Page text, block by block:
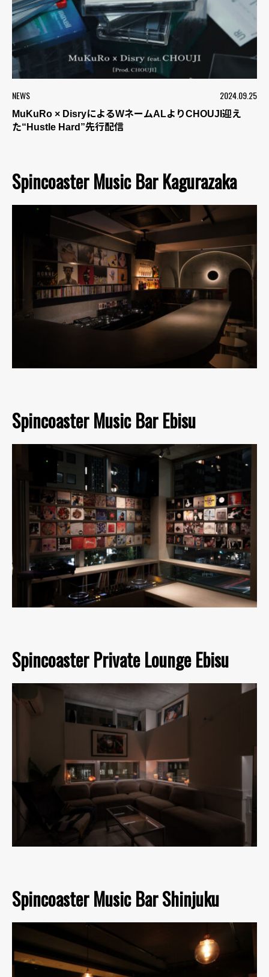
NEWS 2024.09.25
MuKuRo × DisryによるWネームALよりCHOUJI迎え
た“Hustle Hard”先行配信
Spincoaster Music Bar Kagurazaka
Spincoaster Music Bar Ebisu
Spincoaster Private Lounge Ebisu
Spincoaster Music Bar Shinjuku